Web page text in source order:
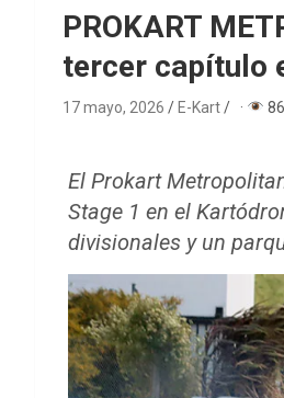
PROKART
tercer capítulo
17 mayo, 2026 E-Kart · 86
El Prokart
Stage 1 en el
divisionales y un